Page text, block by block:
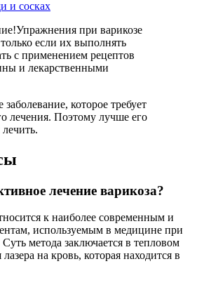
и сосках
Упражнения при варикозе
если их выполнять
с применением рецептов
и лекарственными
заболевание, которое требует
лечения. Поэтому лучше его
лечение варикоза?
к наиболее современным и
используемым в медицине при
метода заключается в тепловом
на кровь, которая находится в